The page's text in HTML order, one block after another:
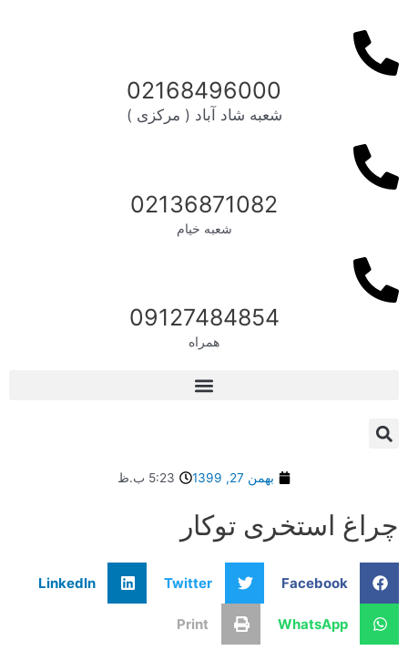
02168496000
شعبه شاد آباد ( مرکزی )
02136871082
09127484854
5:23 ب.ظ
استخری توکار
Facebook
Twitter
LinkedIn
WhatsApp
Print